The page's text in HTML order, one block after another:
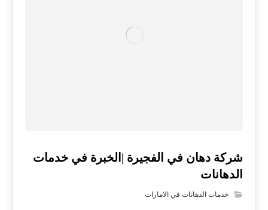
شركة دهان في الفجيرة |الخبرة في خدمات
الدهانات
خدمات الدهانات في الامارات